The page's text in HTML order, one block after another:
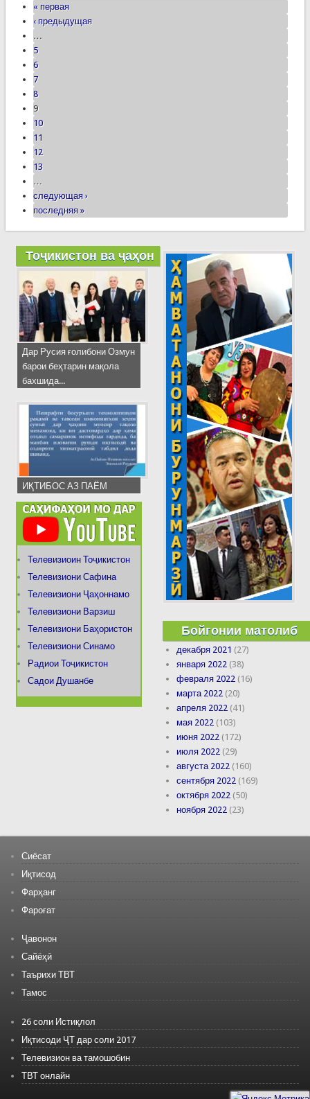
« первая
‹ предыдущая
…
5
6
7
8
9
10
11
12
13
…
следующая ›
последняя »
Тоҷикистон ва ҷаҳон
Дар Русия ғолибони Озмун
барои беҳтарин мақола
бахшида...
ИҚТИБОС АЗ ПАЁМ
Телевизиоин Тоҷикистон
Телевизиони Сафина
Телевизиони Ҷаҳоннамо
Телевизиони Варзиш
Телевизиони Баҳористон
Телевизиони Синамо
Радиои Тоҷикистон
Садои Душанбе
Бойгонии матолиб
декабря 2021 (27)
января 2022 (38)
февраля 2022 (16)
марта 2022 (20)
апреля 2022 (41)
мая 2022 (103)
июня 2022 (172)
июля 2022 (29)
августа 2022 (160)
сентября 2022 (169)
октября 2022 (50)
ноября 2022 (23)
Сиёсат
Иқтисод
Фарҳанг
Фароғат
Ҷавонон
Сайёҳӣ
Таърихи ТВТ
Тамос
26 соли Истиқлол
Иқтисоди ҶТ дар соли 2017
Телевизион ва тамошобин
ТВТ онлайн